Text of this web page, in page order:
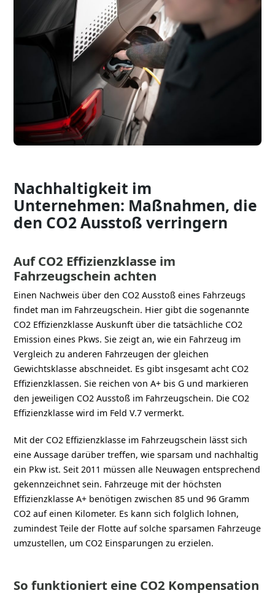
Nachhaltigkeit im
Unternehmen: Maßnahmen, die
den CO2 Ausstoß verringern
Auf CO2 Effizienzklasse im
Fahrzeugschein achten
Einen Nachweis über den CO2 Ausstoß eines Fahrzeugs
findet man im Fahrzeugschein. Hier gibt die sogenannte
CO2 Effizienzklasse Auskunft über die tatsächliche CO2
Emission eines Pkws. Sie zeigt an, wie ein Fahrzeug im
Vergleich zu anderen Fahrzeugen der gleichen
Gewichtsklasse abschneidet. Es gibt insgesamt acht CO2
Effizienzklassen. Sie reichen von A+ bis G und markieren
den jeweiligen CO2 Ausstoß im Fahrzeugschein. Die CO2
Effizienzklasse wird im Feld V.7 vermerkt.
Mit der CO2 Effizienzklasse im Fahrzeugschein lässt sich
eine Aussage darüber treffen, wie sparsam und nachhaltig
ein Pkw ist. Seit 2011 müssen alle Neuwagen entsprechend
gekennzeichnet sein. Fahrzeuge mit der höchsten
Effizienzklasse A+ benötigen zwischen 85 und 96 Gramm
CO2 auf einen Kilometer. Es kann sich folglich lohnen,
zumindest Teile der Flotte auf solche sparsamen Fahrzeuge
umzustellen, um CO2 Einsparungen zu erzielen.
So funktioniert eine CO2 Kompensation